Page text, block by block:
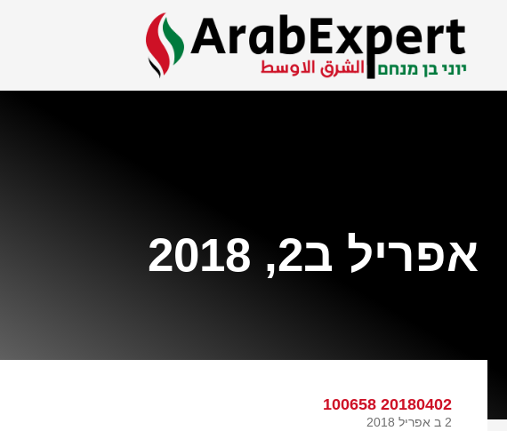
אפריל ב2, 2018
20180402 100658
2 ב אפריל 2018